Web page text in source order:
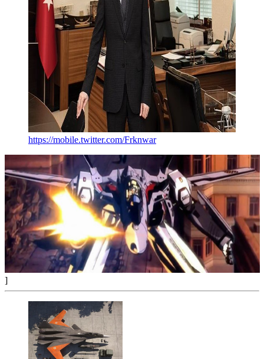
https://mobile.twitter.com/Frknwar
]